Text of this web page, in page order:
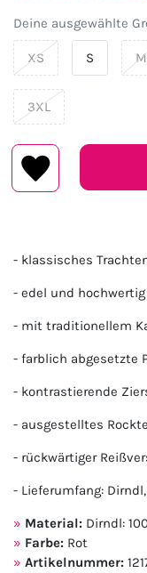
Deine ausgewählte
XS S M
3XL
- klassisches
- edel und
- mit traditionellem
- farblich abgesetzte
- kontrastierende
- ausgestelltes
- rückwärtiger
- Lieferumfang:
Material: Dirndl:
Farbe: Rot
Artikelnummer: